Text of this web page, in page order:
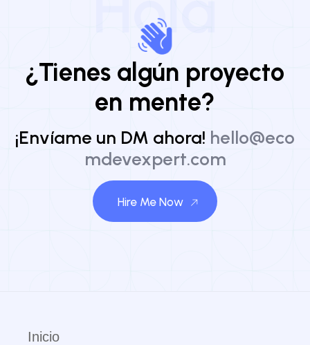
¿Tienes algún proyecto
en mente?
¡Envíame un DM ahora! hello@eco
mdevexpert.com
Hire Me Now
Inicio